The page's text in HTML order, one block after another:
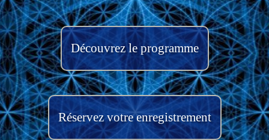
Découvrez le programme
Réservez votre enregistrement